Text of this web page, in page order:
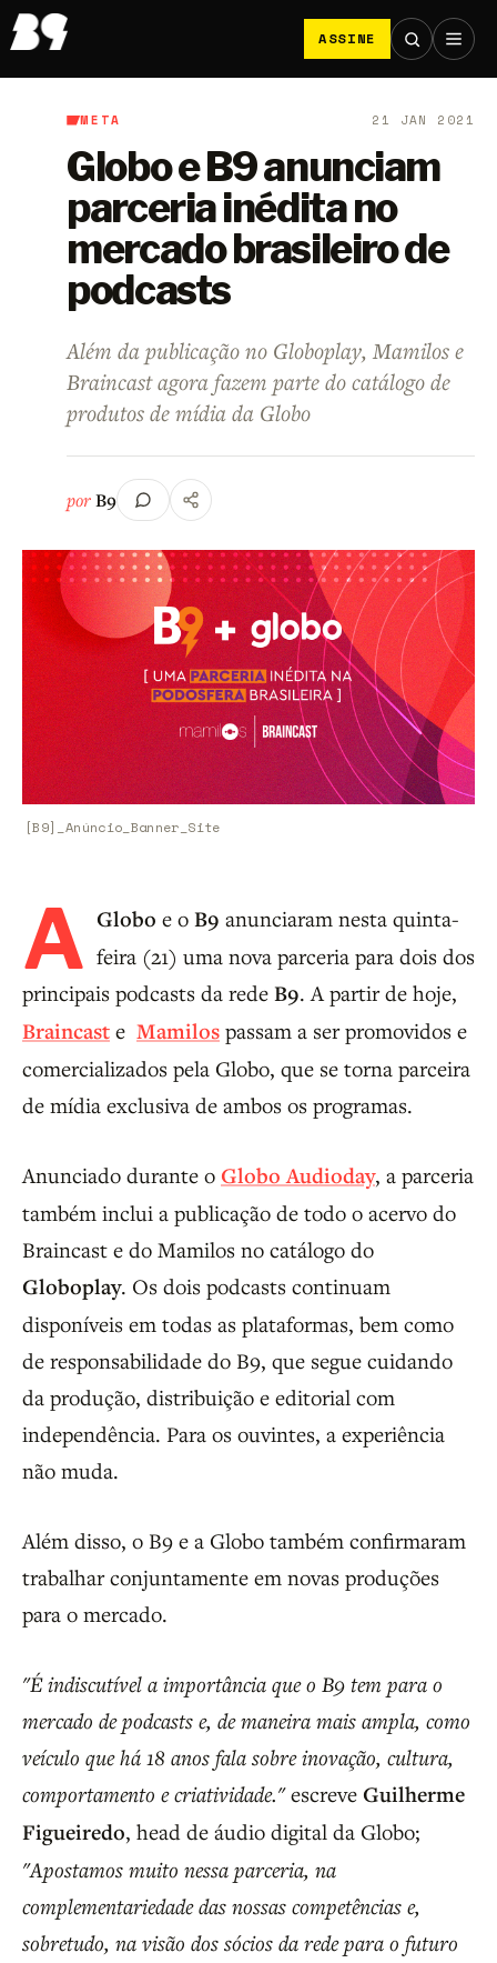
ASSINE
B9/Meta
META 21 JAN 2021
Globo e B9 anunciam
parceria inédita no
mercado brasileiro de
podcasts
Além da publicação no Globoplay, Mamilos e
Braincast agora fazem parte do catálogo de
produtos de mídia da Globo
porB9
[B9]_Anúncio_Banner_Site
A Globo e o B9 anunciaram nesta quinta-
feira (21) uma nova parceria para dois dos
principais podcasts da rede B9. A partir de hoje,
Braincast e Mamilos passam a ser promovidos e
comercializados pela Globo, que se torna parceira
de mídia exclusiva de ambos os programas.
Anunciado durante o Globo Audioday, a parceria
também inclui a publicação de todo o acervo do
Braincast e do Mamilos no catálogo do
Globoplay. Os dois podcasts continuam
disponíveis em todas as plataformas, bem como
de responsabilidade do B9, que segue cuidando
da produção, distribuição e editorial com
independência. Para os ouvintes, a experiência
não muda.
Além disso, o B9 e a Globo também confirmaram
trabalhar conjuntamente em novas produções
para o mercado.
"É indiscutível a importância que o B9 tem para o
mercado de podcasts e, de maneira mais ampla, como
veículo que há 18 anos fala sobre inovação, cultura,
comportamento e criatividade."escreve Guilherme
Figueiredo, head de áudio digital da Globo;
"Apostamos muito nessa parceria, na
complementariedade das nossas competências e,
sobretudo, na visão dos sócios da rede para o futuro